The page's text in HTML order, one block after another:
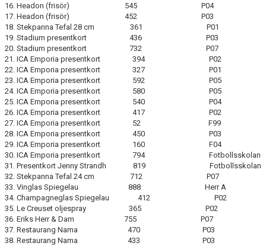
16. Headon (frisör) 545 P04
17. Headon (frisör) 452 P03
18. Stekpanna Tefal 28 cm 361 P01
19. Stadium presentkort 436 P03
20. Stadium presentkort 732 P07
21. ICA Emporia presentkort 394 P02
22. ICA Emporia presentkort 327 P01
23. ICA Emporia presentkort 592 P05
24. ICA Emporia presentkort 580 P05
25. ICA Emporia presentkort 540 P04
26. ICA Emporia presentkort 417 P02
27. ICA Emporia presentkort 52 F99
28. ICA Emporia presentkort 450 P03
29. ICA Emporia presentkort 160 F04
30. ICA Emporia presentkort 794 Fotbollsskolan
31. Presentkort Jenny Strandh 819 Fotbollsskolan
32. Stekpanna Tefal 24 cm 712 P07
33. Vinglas Spiegelau 888 Herr A
34. Champagneglas Spiegelau 412 P02
35. Le Creuset oljespray 365 P02
36. Eriks Herr & Dam 755 P07
37. Restaurang Nama 470 P03
38. Restaurang Nama 433 P03